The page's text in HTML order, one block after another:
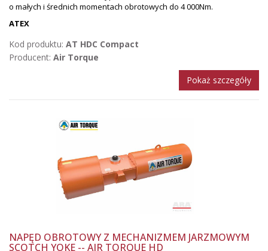
o małych i średnich momentach obrotowych do 4 000Nm.
ATEX
Kod produktu: AT HDC Compact
Producent: Air Torque
Pokaż szczegóły
NAPĘD OBROTOWY Z MECHANIZMEM JARZMOWYM
SCOTCH YOKE -- AIR TORQUE HD